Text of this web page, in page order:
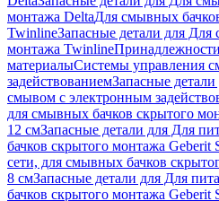
монтажа DeltaДля смывных
TwinlineЗапасные детали для
монтажа TwinlineПринадлежности
материалыСистемы управления
задействованиемЗапасные
смывом с электронным
для смывных бачков скрытого
12 смЗапасные детали для Для
бачков скрытого монтажа Geberit
сети, для смывных бачков
8 смЗапасные детали для Для
бачков скрытого монтажа Geberit